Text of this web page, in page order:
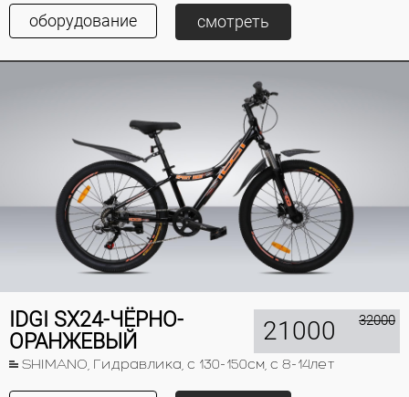
оборудование смотреть
IDGI SX24-ЧЁРНО-
ОРАНЖЕВЫЙ
SHIMANO, Гидравлика, с 130-150см, с 8-14лет
21000 32000